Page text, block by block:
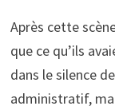
Après cette
que ce qu’ils
dans le silence
administratif,